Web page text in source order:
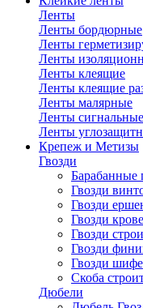
Ленты
Ленты бордюрные
Ленты
Ленты
Ленты клеящие
Ленты клеящие
Ленты малярные
Ленты сигнальные
Ленты
Крепеж и Метизы
Гвозди
Барабанные
Гвозди
Гвозди
Гвозди
Гвозди
Гвозди
Гвозди
Скоба
Дюбели